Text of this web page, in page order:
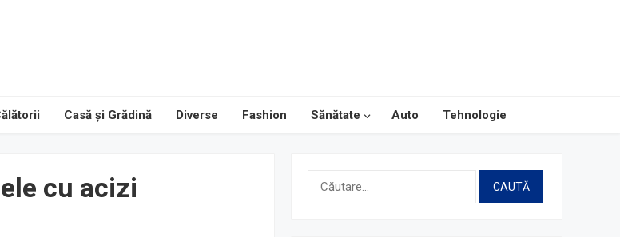
Casă și Grădină Diverse Fashion Sănătate Auto Tehnologie
cu acizi
Caută